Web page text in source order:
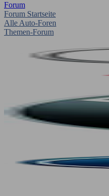
Forum
Forum Startseite
Alle Auto-Foren
Themen-Forum